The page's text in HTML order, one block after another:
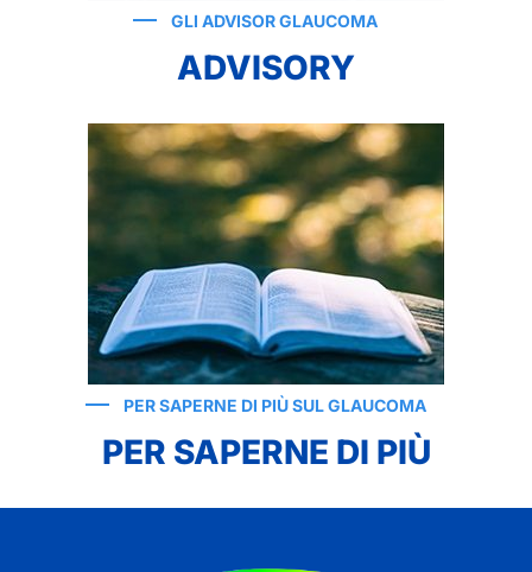
GLI ADVISOR GLAUCOMA
ADVISORY
PER SAPERNE DI PIÙ SUL GLAUCOMA
PER SAPERNE DI PIÙ